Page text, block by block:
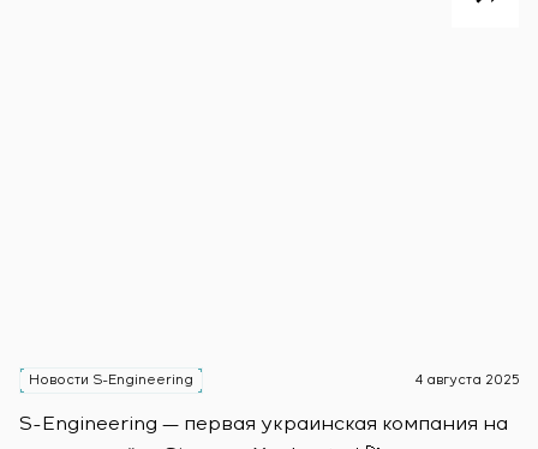
Новости S-Engineering 4 августа 2025
S-Engineering — первая украинская компания на